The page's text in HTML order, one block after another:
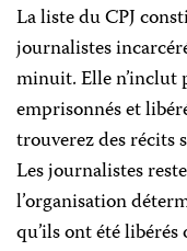
La liste du CPJ
journalistes
minuit. Elle n’inclut
emprisonnés et
trouverez des récits
Les journalistes
l’organisation
qu’ils ont été